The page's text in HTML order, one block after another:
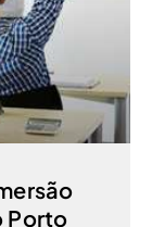
Porto